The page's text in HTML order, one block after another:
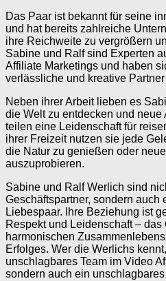
Das Paar ist bekannt für seine
und hat bereits zahlreiche
ihre Reichweite zu vergrößern
Sabine und Ralf sind Experten
Affiliate Marketings und haben
verlässliche und kreative
Neben ihrer Arbeit lieben es
die Welt zu entdecken und
teilen eine Leidenschaft für
ihrer Freizeit nutzen sie jede
die Natur zu genießen oder
auszuprobieren.
Sabine und Ralf Werlich sind
Geschäftspartner, sondern auch
Liebespaar. Ihre Beziehung ist
Respekt und Leidenschaft –
harmonischen
Erfolges. Wer die Werlichs
unschlagbares Team im Video
sondern auch ein